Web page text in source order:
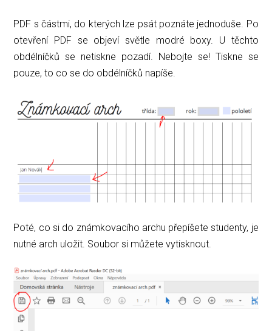
PDF s částmi, do kterých lze psát poznáte jednoduše. Po
otevření PDF se objeví světle modré boxy. U těchto
obdélníčků se netiskne pozadí. Nebojte se! Tiskne se
pouze, to co se do obdélníčků napíše.
Poté, co si do známkovacího archu přepíšete studenty, je
nutné arch uložit. Soubor si můžete vytisknout.